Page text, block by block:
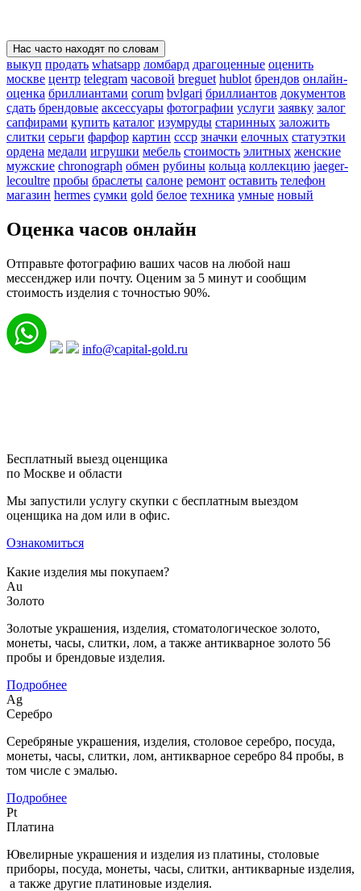
Нас часто находят по словам
выкуп продать whatsapp ломбард драгоценные оценить
москве центр telegram часовой breguet hublot брендов онлайн-
оценка бриллиантами corum bvlgari бриллиантов документов
сдать брендовые аксессуары фотографии услуги заявку залог
сапфирами купить каталог изумруды старинных заложить
слитки серьги фарфор картин ссср значки елочных статуэтки
ордена медали игрушки мебель стоимость элитных женские
мужские chronograph обмен рубины кольца коллекцию jaeger-
lecoultre пробы браслеты салоне ремонт оставить телефон
магазин hermes сумки gold белое техника умные новый
Оценка часов онлайн
Отправьте фотографию ваших часов на любой наш
мессенджер или почту. Оценим за 5 минут и сообщим
стоимость изделия с точностью 90%.
info@capital-gold.ru
Бесплатный выезд оценщика
по Москве и области
Мы запустили услугу скупки с бесплатным выездом
оценщика на дом или в офис.
Ознакомиться
Какие изделия мы покупаем?
Au
Золото
Золотые украшения, изделия, стоматологическое золото,
монеты, часы, слитки, лом, а также антикварное золото 56
пробы и брендовые изделия.
Подробнее
Ag
Серебро
Серебряные украшения, изделия, столовое серебро, посуда,
монеты, часы, слитки, лом, антикварное серебро 84 пробы, в
том числе с эмалью.
Подробнее
Pt
Платина
Ювелирные украшения и изделия из платины, столовые
приборы, посуда, монеты, часы, слитки, антикварные изделия,
а также другие платиновые изделия.